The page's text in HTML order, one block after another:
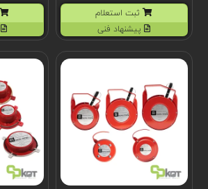
ثبت استعلام
پیشنهاد فنی